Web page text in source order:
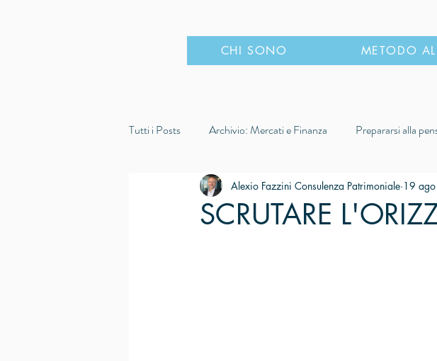
CHI SONO METODO
Tutti i Posts Archivio: Mercati e Finanza Prepararsi alla
Affrontare i cambiamenti Decisioni consapevoli
SCRUTARE
Alexio Fazzini Consulenza Patrimoniale 19